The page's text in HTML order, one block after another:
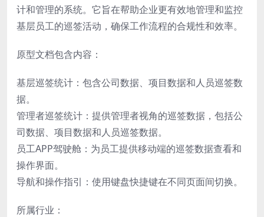
计和管理的系统。它旨在帮助企业更有效地管理和监控
基层员工的巡签活动，确保工作流程的合规性和效率。
原型文档包含内容：
基层巡签统计：包含公司数据、项目数据和人员巡签数
据。
管理者巡签统计：提供管理者视角的巡签数据，包括公
司数据、项目数据和人员巡签数据。
员工APP驾驶舱：为员工提供移动端的巡签数据查看和
操作界面。
导航和操作指引：使用键盘快捷键在不同页面间切换。
所属行业：